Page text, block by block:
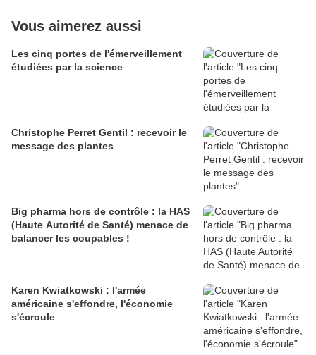
Vous aimerez aussi
Les cinq portes de l'émerveillement
étudiées par la science
Christophe Perret Gentil : recevoir le
message des plantes
Big pharma hors de contrôle : la HAS
(Haute Autorité de Santé) menace de
balancer les coupables !
Karen Kwiatkowski : l'armée
américaine s'effondre, l'économie
s'écroule